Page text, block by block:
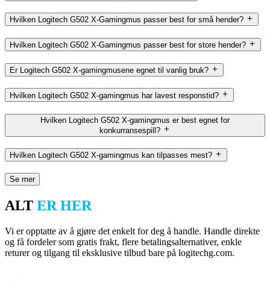
Hvilken Logitech G502 X-Gamingmus passer best for små hender?
Hvilken Logitech G502 X-Gamingmus passer best for store hender?
Er Logitech G502 X-gamingmusene egnet til vanlig bruk?
Hvilken Logitech G502 X-gamingmus har lavest responstid?
Hvilken Logitech G502 X-gamingmus er best egnet for
konkurransespill?
Hvilken Logitech G502 X-gamingmus kan tilpasses mest?
Se mer
ALT ER HER
Vi er opptatte av å gjøre det enkelt for deg å handle. Handle direkte
og få fordeler som gratis frakt, flere betalingsalternativer, enkle
returer og tilgang til eksklusive tilbud bare på logitechg.com.